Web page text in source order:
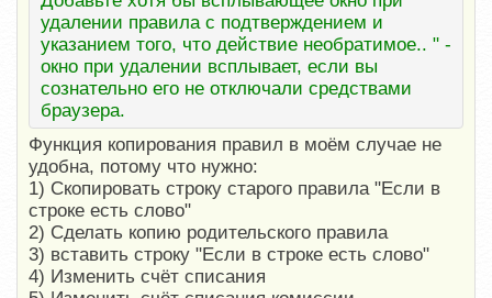
удалении правила с подтверждением и
указанием того, что действие необратимое.. " -
окно при удалении всплывает, если вы
сознательно его не отключали средствами
браузера.
Функция копирования правил в моём случае не
удобна, потому что нужно:
1) Скопировать строку старого правила "Если в
строке есть слово"
2) Сделать копию родительского правила
3) вставить строку "Если в строке есть слово"
4) Изменить счёт списания